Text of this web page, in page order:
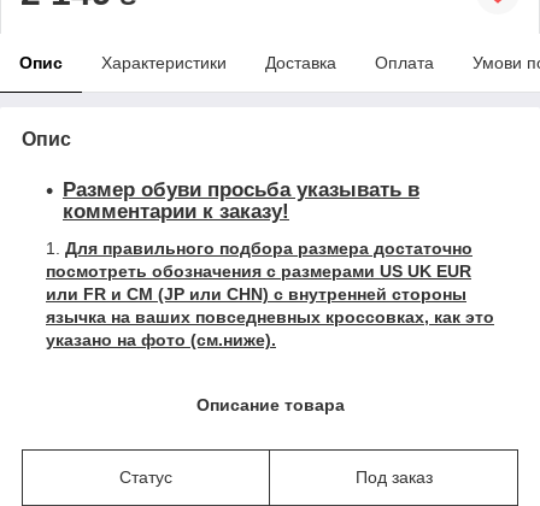
Опис Характеристики Доставка Оплата Умови
Опис
Размер обуви просьба указывать в
комментарии к заказу!
Для правильного подбора размера достаточно
посмотреть обозначения с размерами US UK EUR
или FR и СМ (JP или CHN) с внутренней стороны
язычка на ваших повседневных кроссовках, как это
указано на фото (см.ниже).
Описание товара
Статус Под заказ